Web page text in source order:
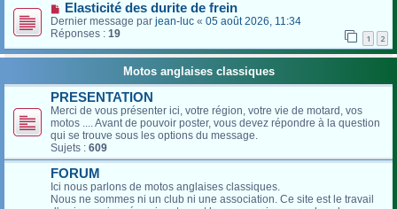
Elasticité des durite de frein
Dernier message par jean-luc « 05 août 2026, 11:34
Réponses : 19 1 2
Motos anglaises classiques
PRESENTATION
Merci de vous présenter ici, votre région, votre vie de motard, vos
motos .... Avant de pouvoir poster, vous devez répondre à la question
qui se trouve sous les options du message.
Sujets : 609
FORUM
Ici nous parlons de motos anglaises classiques.
Nous ne sommes ni un club ni une association. Ce site est le travail